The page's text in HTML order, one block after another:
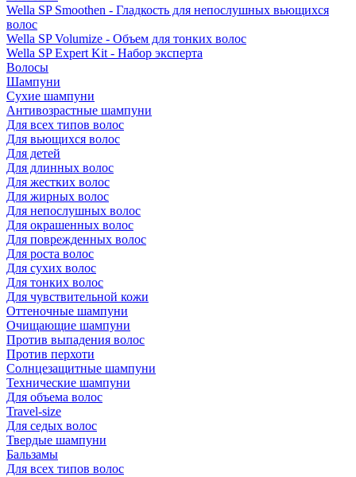
Wella SP Smoothen - Гладкость для непослушных вьющихся
волос
Wella SP Volumize - Объем для тонких волос
Wella SP Expert Kit - Набор эксперта
Волосы
Шампуни
Сухие шампуни
Антивозрастные шампуни
Для всех типов волос
Для вьющихся волос
Для детей
Для длинных волос
Для жестких волос
Для жирных волос
Для непослушных волос
Для окрашенных волос
Для поврежденных волос
Для роста волос
Для сухих волос
Для тонких волос
Для чувствительной кожи
Оттеночные шампуни
Очищающие шампуни
Против выпадения волос
Против перхоти
Солнцезащитные шампуни
Технические шампуни
Для объема волос
Travel-size
Для седых волос
Твердые шампуни
Бальзамы
Для всех типов волос